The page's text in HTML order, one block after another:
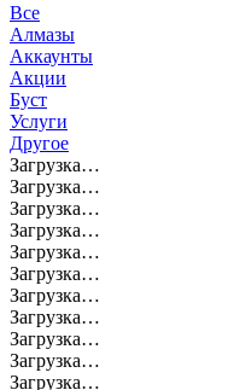
Все
Алмазы
Аккаунты
Акции
Буст
Услуги
Другое
Загрузка…
Загрузка…
Загрузка…
Загрузка…
Загрузка…
Загрузка…
Загрузка…
Загрузка…
Загрузка…
Загрузка…
Загрузка…